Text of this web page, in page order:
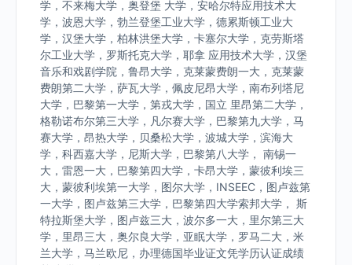
学，不来梅大学，奥登堡 大学，安哈尔特应用技术大
学，波恩大学，勃兰登堡工业大学，德累斯顿工业大
学，汉堡大学，柏林洪堡大学，卡塞尔大学，克劳斯塔
尔工业大学，罗斯托克大学，耶拿 应用技术大学，汉堡
音乐和戏剧学院，鲁昂大学，克莱蒙费朗一大，克莱蒙
费朗第二大学，萨瓦大学，佩皮尼昂大学，南布列塔尼
大学，巴黎第一大学，第戎大学，国立 里昂第二大学，
格勒诺布尔第三大学，凡尔赛大学，巴黎第九大学，马
赛大学，昂热大学，贝桑松大学，波城大学，滨海大
学，科西嘉大学，尼斯大学，巴黎第八大学， 南锡一
大，雷恩一大，巴黎第四大学，卡昂大学，蒙彼利埃三
大，蒙彼利埃第一大学，图尔大学，INSEEC，图卢兹第
一大学，图卢兹第三大学，巴黎第四大学索邦大学， 斯
特拉斯堡大学，图卢兹三大，波尔多一大，里尔第三大
学，里昂三大，奥尔良大学，亚眠大学，罗马二大，米
兰大学，马兰欧尼，办理德国毕业证文凭学历认证成绩